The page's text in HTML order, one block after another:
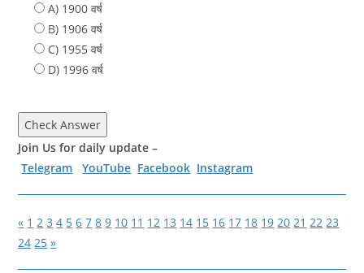
A) 1900 वर्ष
B) 1906 वर्ष
C) 1955 वर्ष
D) 1996 वर्ष
Check Answer
Join Us for daily update –
Telegram
YouTube Facebook Instagram
« 1 2 3 4 5 6 7 8 9 10 11 12 13 14 15 16 17 18 19 20 21 22 23
24 25 »